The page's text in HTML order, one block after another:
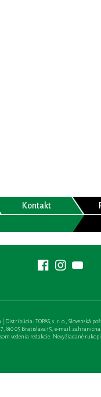
Kontakt
Distribúcia: TOPAS, s. r. o., Slovenská
810 05 Bratislava 15, e-mail:
vedenia redakcie. Nevyžiadané